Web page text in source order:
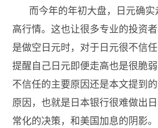
而今年的年初大盘，日元确
高行情。这也让很多专业的投资
是做空日元时，对于日元很不信
提醒自己日元即便走高也是很脆
不信任的主要原因还是本文提到
原因，也就是日本银行很难做出
常化的决策，和美国加息的阴影。